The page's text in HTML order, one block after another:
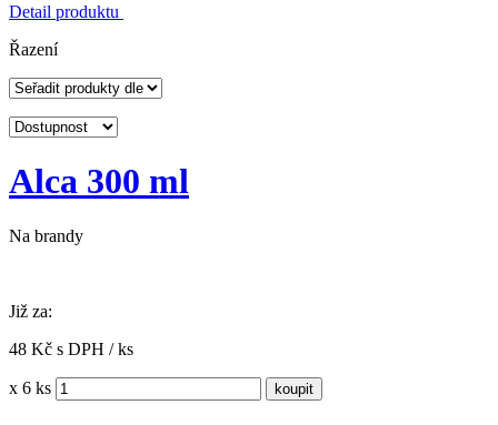
Detail produktu
Řazení
Alca 300 ml
Na brandy
Již za:
48 Kč s DPH / ks
x 6 ks